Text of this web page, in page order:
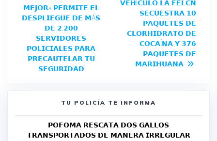
𝗠𝗘𝗝𝗢𝗥» 𝗣𝗘𝗥𝗠𝗜𝗧𝗘 𝗘𝗟
𝗗𝗘𝗦𝗣𝗟𝗜𝗘𝗚𝗨𝗘 𝗗𝗘 𝗠Á𝗦
𝗗𝗘 𝟮.𝟮𝟬𝟬
𝗦𝗘𝗥𝗩𝗜𝗗𝗢𝗥𝗘𝗦
𝗣𝗢𝗟𝗜𝗖𝗜𝗔𝗟𝗘𝗦 𝗣𝗔𝗥𝗔
𝗣𝗥𝗘𝗖𝗔𝗨𝗧𝗘𝗟𝗔𝗥 𝗧𝗨
𝗦𝗘𝗚𝗨𝗥𝗜𝗗𝗔𝗗
𝗩𝗘𝗛Í𝗖𝗨𝗟𝗢 𝗟𝗔 𝗙𝗘𝗟𝗖𝗡
𝗦𝗘𝗖𝗨𝗘𝗦𝗧𝗥𝗔 𝟭𝟬
𝗣𝗔𝗤𝗨𝗘𝗧𝗘𝗦 𝗗𝗘
𝗖𝗟𝗢𝗥𝗛𝗜𝗗𝗥𝗔𝗧𝗢 𝗗𝗘
𝗖𝗢𝗖𝗔Í𝗡𝗔 𝗬 𝟯𝟳𝟲
𝗣𝗔𝗤𝗨𝗘𝗧𝗘𝗦 𝗗𝗘
𝗠𝗔𝗥𝗜𝗛𝗨𝗔𝗡𝗔
TU POLICÍA TE INFORMA
𝗣𝗢𝗙𝗢𝗠𝗔 𝗥𝗘𝗦𝗖𝗔𝗧𝗔 𝗗𝗢𝗦 𝗚𝗔𝗟𝗟𝗢𝗦
𝗧𝗥𝗔𝗡𝗦𝗣𝗢𝗥𝗧𝗔𝗗𝗢𝗦 𝗗𝗘 𝗠𝗔𝗡𝗘𝗥𝗔 𝗜𝗥𝗥𝗘𝗚𝗨𝗟𝗔𝗥